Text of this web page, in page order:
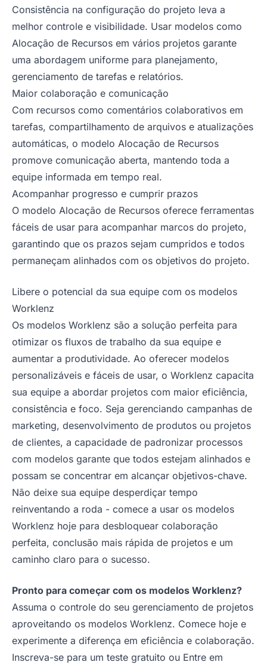
Consistência na configuração do projeto leva a
melhor controle e visibilidade. Usar modelos como
Alocação de Recursos em vários projetos garante
uma abordagem uniforme para planejamento,
gerenciamento de tarefas e relatórios.
Maior colaboração e comunicação
Com recursos como comentários colaborativos em
tarefas, compartilhamento de arquivos e atualizações
automáticas, o modelo Alocação de Recursos
promove comunicação aberta, mantendo toda a
equipe informada em tempo real.
Acompanhar progresso e cumprir prazos
O modelo Alocação de Recursos oferece ferramentas
fáceis de usar para acompanhar marcos do projeto,
garantindo que os prazos sejam cumpridos e todos
permaneçam alinhados com os objetivos do projeto.
Libere o potencial da sua equipe com os modelos
Worklenz
Os modelos Worklenz são a solução perfeita para
otimizar os fluxos de trabalho da sua equipe e
aumentar a produtividade. Ao oferecer modelos
personalizáveis e fáceis de usar, o Worklenz capacita
sua equipe a abordar projetos com maior eficiência,
consistência e foco. Seja gerenciando campanhas de
marketing, desenvolvimento de produtos ou projetos
de clientes, a capacidade de padronizar processos
com modelos garante que todos estejam alinhados e
possam se concentrar em alcançar objetivos-chave.
Não deixe sua equipe desperdiçar tempo
reinventando a roda - comece a usar os modelos
Worklenz hoje para desbloquear colaboração
perfeita, conclusão mais rápida de projetos e um
caminho claro para o sucesso.
Pronto para começar com os modelos Worklenz?
Assuma o controle do seu gerenciamento de projetos
aproveitando os modelos Worklenz. Comece hoje e
experimente a diferença em eficiência e colaboração.
Inscreva-se para um teste gratuito ou Entre em